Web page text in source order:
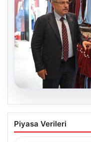
Ahmet Metin
Piyasa Verileri